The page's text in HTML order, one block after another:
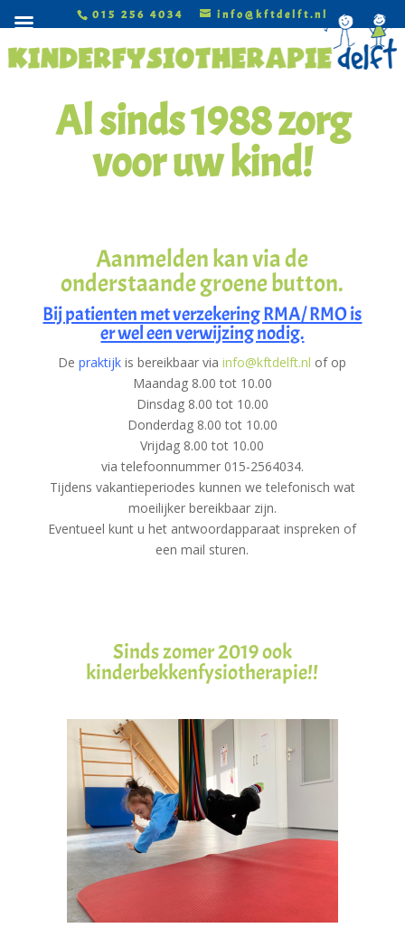
015 256 4034 info@kftdelft.nl
Al sinds 1988 zorg
voor uw kind!
Aanmelden kan via de
onderstaande groene button.
Bij patienten met verzekering RMA/ RMO is
er wel een verwijzing nodig.
Depraktijk is bereikbaar viainfo@kftdelft.nl of op
Maandag 8.00 tot 10.00
Dinsdag 8.00 tot 10.00
Donderdag 8.00 tot 10.00
Vrijdag 8.00 tot 10.00
via telefoonnummer 015-2564034.
Tijdens vakantieperiodes kunnen we telefonisch wat
moeilijker bereikbaar zijn.
Eventueel kunt u het antwoordapparaat inspreken of
een mail sturen.
Sinds zomer 2019 ook
kinderbekkenfysiotherapie!!